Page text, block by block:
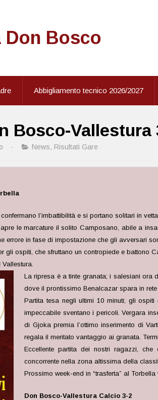
Don Bosco
Abbigliamento tecnico 2026/2027
Bosco-Vallestura
· News, Risultati Gare
l’imbattibilità e si portano solitari in
le marcature il solito Camposano, abile a
errore in fase di impostazione che gli avversari
ospiti, che sfruttano un contropiede e battono
La ripresa è a tinte granata; i salesiani ora
dove il prontissimo Benalcazar spara in
Partita tesa negli ultimi 10 minuti; gli
impeccabile sventano i pericoli. Vergara
di Gjoka premia l’ottimo inserimento di
regala il meritato vantaggio ai granata.
Eccellente partita dei nostri ragazzi,
concorrente nella zona altissima della
Prossimo week-end in “trasferta” al
Don Bosco-Vallestura Calcio 3-2